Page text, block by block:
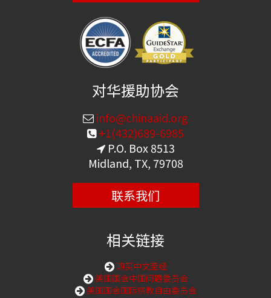
对华援助协会
info@chinaaid.org
+1(432)689-6985
P.O. Box 8513
Midland, TX, 79708
联系我们
相关链接
购买中文圣经
美国国会中国问题委员会
美国国会国际宗教自由委员会